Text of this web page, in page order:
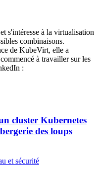
s'intéresse à la virtualisation
combinaisons.
de KubeVirt, elle a
à travailler sur les
:
cluster Kubernetes
des loups
et sécurité